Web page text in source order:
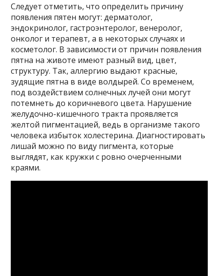
Следует отметить, что определить причину
появления пятен могут: дерматолог,
эндокринолог, гастроэнтеролог, венеролог,
онколог и терапевт, а в некоторых случаях и
косметолог. В зависимости от причин появления
пятна на животе имеют разный вид, цвет,
структуру. Так, аллергию выдают красные,
зудящие пятна в виде волдырей. Со временем,
под воздействием солнечных лучей они могут
потемнеть до коричневого цвета. Нарушение
желудочно-кишечного тракта проявляется
желтой пигментацией, ведь в организме такого
человека избыток холестерина. Диагностировать
лишай можно по виду пигмента, которые
выглядят, как кружки с ровно очерченными
краями.